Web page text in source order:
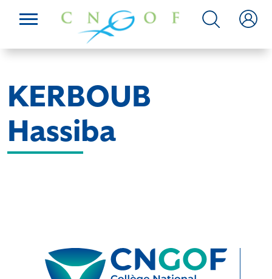
KERBOUB
Hassiba